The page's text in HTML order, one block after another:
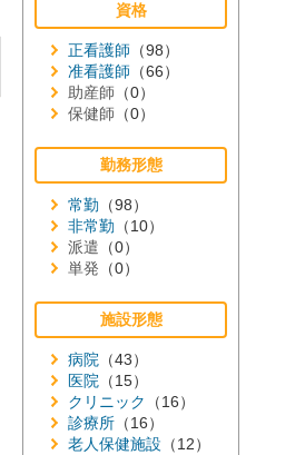
資格
正看護師 （98）
准看護師 （66）
助産師 （0）
保健師 （0）
勤務形態
常勤 （98）
非常勤 （10）
派遣 （0）
単発 （0）
施設形態
病院 （43）
医院 （15）
クリニック
（16）
診療所 （16）
老人保健施設 （12）